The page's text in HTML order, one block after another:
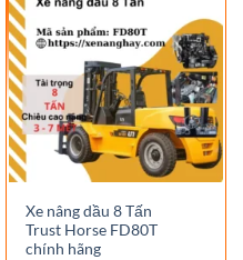
Xe nâng dầu 8 Tấn
Trust Horse FD80T
chính hãng